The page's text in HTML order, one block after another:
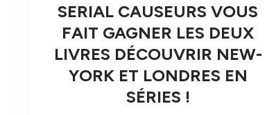
SERIAL CAUSEURS VOUS
FAIT GAGNER LES DEUX
LIVRES DÉCOUVRIR NEW-
YORK ET LONDRES EN
SÉRIES !